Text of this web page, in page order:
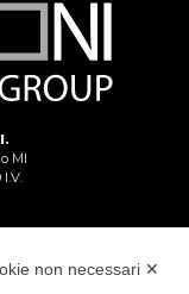
MI
I.V.
non necessari ✕